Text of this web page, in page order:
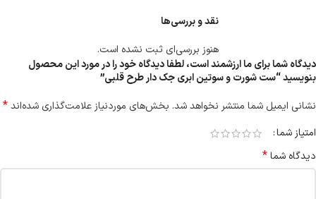
نقد و بررسی‌ها
هنوز بررسی‌ای ثبت نشده است.
دیدگاه شما برای ما ارزشمند است، لطفا دیدگاه خود را در مورد این محصول
بنویسید “ست شورت و سوتین ابری جک دار طرح قلبی”
نشانی ایمیل شما منتشر نخواهد شد. بخش‌های موردنیاز علامت‌گذاری شده‌اند*
امتیاز شما
دیدگاه شما*